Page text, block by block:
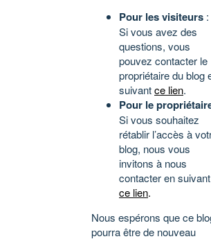
Pour les visiteurs :
Si vous avez des
questions, vous
pouvez contacter le
propriétaire du blog
suivantce lien.
Pour le
Si vous souhaitez
rétablir l’accès à
blog, nous vous
invitons à nous
contacter en suivant
ce lien.
Nous espérons que ce
pourra être de nouveau